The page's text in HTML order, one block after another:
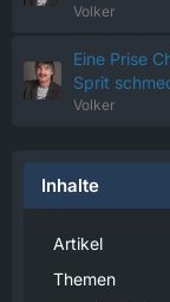
Volker
Eine Prise
Sprit
Volker
Inhalte
Artikel
Themen